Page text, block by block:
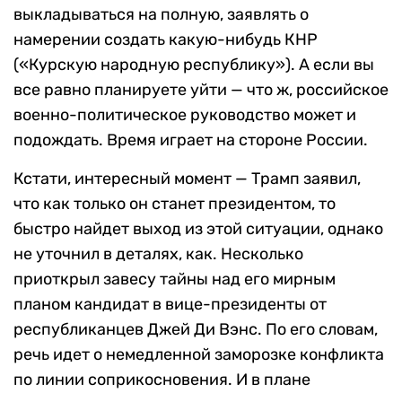
выкладываться на полную, заявлять о
намерении создать какую-нибудь КНР
(«Курскую народную республику»). А если вы
все равно планируете уйти — что ж, российское
военно-политическое руководство может и
подождать. Время играет на стороне России.
Кстати, интересный момент — Трамп заявил,
что как только он станет президентом, то
быстро найдет выход из этой ситуации, однако
не уточнил в деталях, как. Несколько
приоткрыл завесу тайны над его мирным
планом кандидат в вице-президенты от
республиканцев Джей Ди Вэнс. По его словам,
речь идет о немедленной заморозке конфликта
по линии соприкосновения. И в плане